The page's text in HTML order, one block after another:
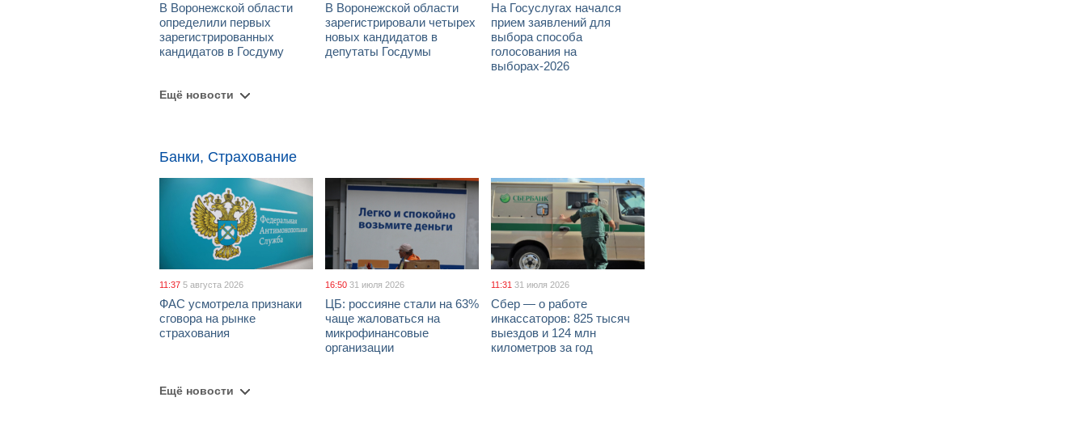
В Воронежской области
определили первых
зарегистрированных
кандидатов в Госдуму
В Воронежской области
зарегистрировали четырех
новых кандидатов в
депутаты Госдумы
На Госуслугах начался
прием заявлений для
выбора способа
голосования на
выборах-2026
Ещё новости
Банки, Страхование
11:37 5 августа 2026
ФАС усмотрела признаки
сговора на рынке
страхования
16:50 31 июля 2026
ЦБ: россияне стали на 63%
чаще жаловаться на
микрофинансовые
организации
11:31 31 июля 2026
Сбер — о работе
инкассаторов: 825 тысяч
выездов и 124 млн
километров за год
Ещё новости